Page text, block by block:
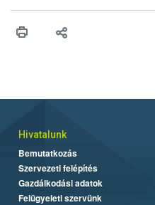
vonni az ebek
Hivatalunk
Bemutatkozás
Szervezeti felépítés
Gazdálkodási adatok
Felügyeleti szervünk